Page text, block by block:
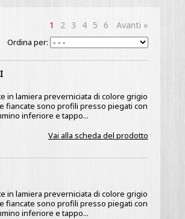
1 2 3 4 5 6 Avanti »
Ordina per:
in lamiera preverniciata di colore grigio
fiancate sono profili presso piegati con
inferiore e tappo...
Vai alla scheda del prodotto
in lamiera preverniciata di colore grigio
fiancate sono profili presso piegati con
inferiore e tappo...